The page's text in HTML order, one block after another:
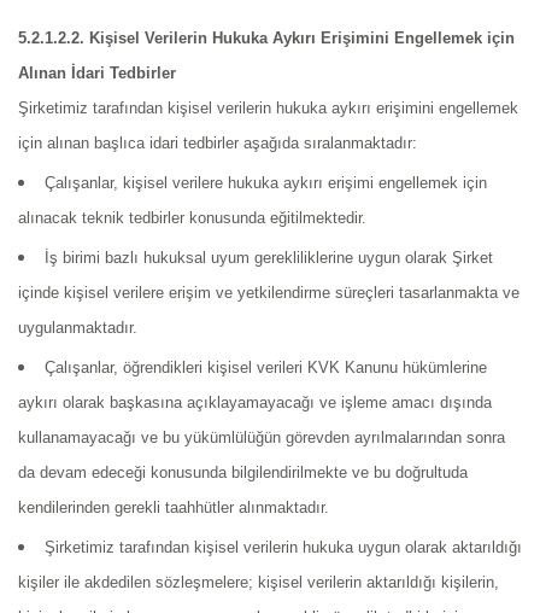
5.2.1.2.2. Kişisel Verilerin Hukuka Aykırı Erişimini Engellemek için
Alınan İdari Tedbirler
Şirketimiz tarafından kişisel verilerin hukuka aykırı erişimini engellemek
için alınan başlıca idari tedbirler aşağıda sıralanmaktadır:
Çalışanlar, kişisel verilere hukuka aykırı erişimi engellemek için
alınacak teknik tedbirler konusunda eğitilmektedir.
İş birimi bazlı hukuksal uyum gerekliliklerine uygun olarak Şirket
içinde kişisel verilere erişim ve yetkilendirme süreçleri tasarlanmakta ve
uygulanmaktadır.
Çalışanlar, öğrendikleri kişisel verileri KVK Kanunu hükümlerine
aykırı olarak başkasına açıklayamayacağı ve işleme amacı dışında
kullanamayacağı ve bu yükümlülüğün görevden ayrılmalarından sonra
da devam edeceği konusunda bilgilendirilmekte ve bu doğrultuda
kendilerinden gerekli taahhütler alınmaktadır.
Şirketimiz tarafından kişisel verilerin hukuka uygun olarak aktarıldığı
kişiler ile akdedilen sözleşmelere; kişisel verilerin aktarıldığı kişilerin,